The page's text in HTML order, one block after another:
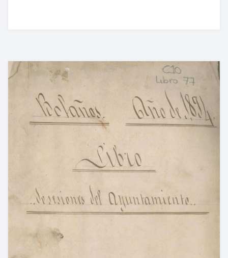
Estudios Socioeconómicos
Catálogo De La Iglesia San Felipe Y Santiago
CONSULTAR EL ARCHIVO